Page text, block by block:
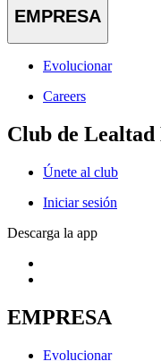
EMPRESA
Evolucionar
Careers
Club de
Únete al club
Iniciar sesión
Descarga la app
EMPRESA
Evolucionar